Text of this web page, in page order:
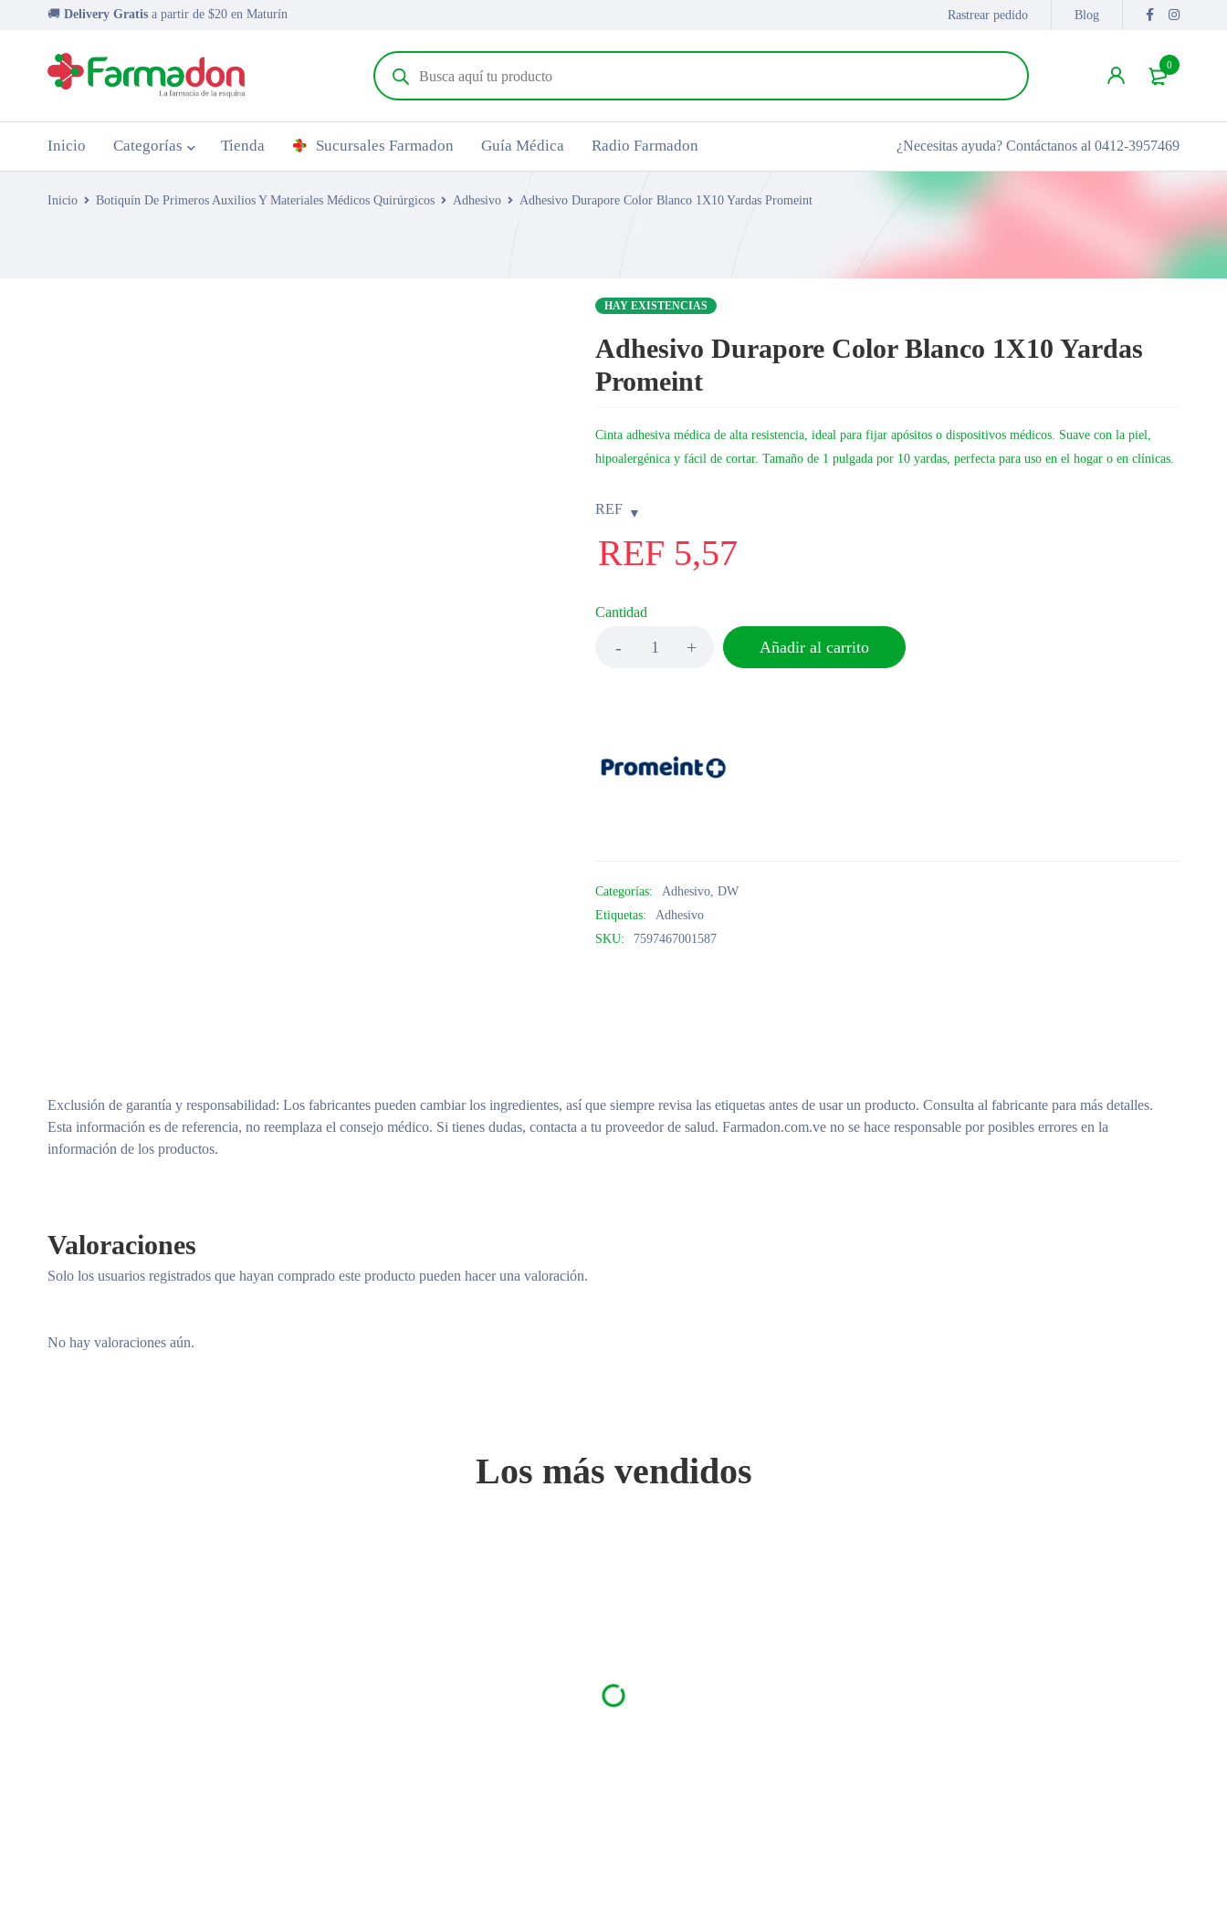
🚚 Delivery Gratis a partir de $20 en Maturín Rastrear pedido Blog
0
Inicio Categorías Tienda Sucursales Farmadon Guía Médica Radio Farmadon ¿Necesitas ayuda? Contáctanos al 0412-3957469
Inicio Botiquín De Primeros Auxilios Y Materiales Médicos Quirúrgicos Adhesivo Adhesivo Durapore Color Blanco 1X10 Yardas Promeint
HAY EXISTENCIAS
Adhesivo Durapore Color Blanco 1X10 Yardas
Promeint
Cinta adhesiva médica de alta resistencia, ideal para fijar apósitos o dispositivos médicos. Suave con la piel,
hipoalergénica y fácil de cortar. Tamaño de 1 pulgada por 10 yardas, perfecta para uso en el hogar o en clínicas.
REF
REF 5,57
Cantidad
Añadir al carrito
Categorías: Adhesivo,DW
Etiquetas:
Adhesivo
SKU:
7597467001587
Exclusión de garantía y responsabilidad: Los fabricantes pueden cambiar los ingredientes, así que siempre revisa las etiquetas antes de usar un producto. Consulta al fabricante para más detalles.
Esta información es de referencia, no reemplaza el consejo médico. Si tienes dudas, contacta a tu proveedor de salud. Farmadon.com.ve no se hace responsable por posibles errores en la
información de los productos.
Valoraciones
No hay valoraciones aún.
Solo los usuarios registrados que hayan comprado este producto pueden hacer una valoración.
Los más vendidos